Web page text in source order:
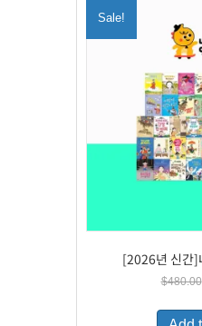
Sale!
[2026년 신간]
$480.00